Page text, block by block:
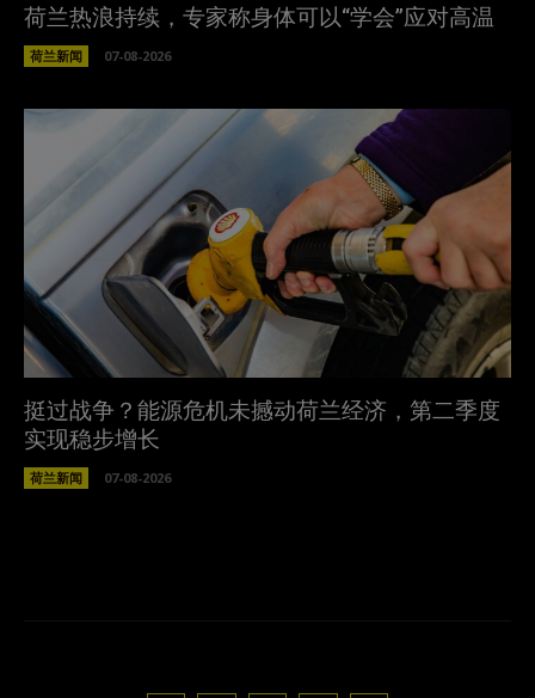
荷兰热浪持续，专家称身体可以“学会”应对高温
荷兰新闻 07-08-2026
挺过战争？能源危机未撼动荷兰经济，第二季度
实现稳步增长
荷兰新闻 07-08-2026